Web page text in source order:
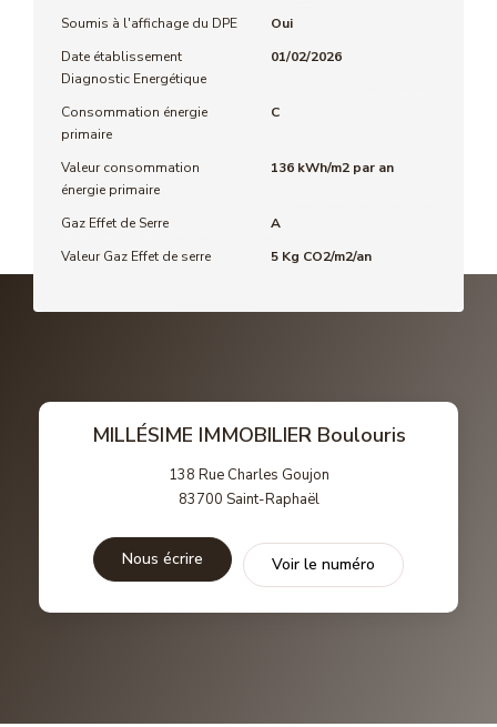
Soumis à l'affichage du DPE
Oui
Date établissement
Diagnostic Energétique
01/02/2026
Consommation énergie
primaire
C
Valeur consommation
énergie primaire
136 kWh/m2 par an
Gaz Effet de Serre
A
Valeur Gaz Effet de serre
5 Kg CO2/m2/an
MILLÉSIME IMMOBILIER Boulouris
138 Rue Charles Goujon
83700 Saint-Raphaël
Nous écrire Voir le numéro